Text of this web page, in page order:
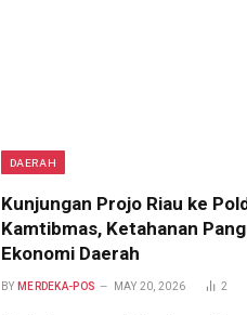
DAERAH
Kunjungan Projo Riau ke
Kamtibmas, Ketahanan
Ekonomi Daerah
BY MERDEKA-POS MAY 20, 2026 2